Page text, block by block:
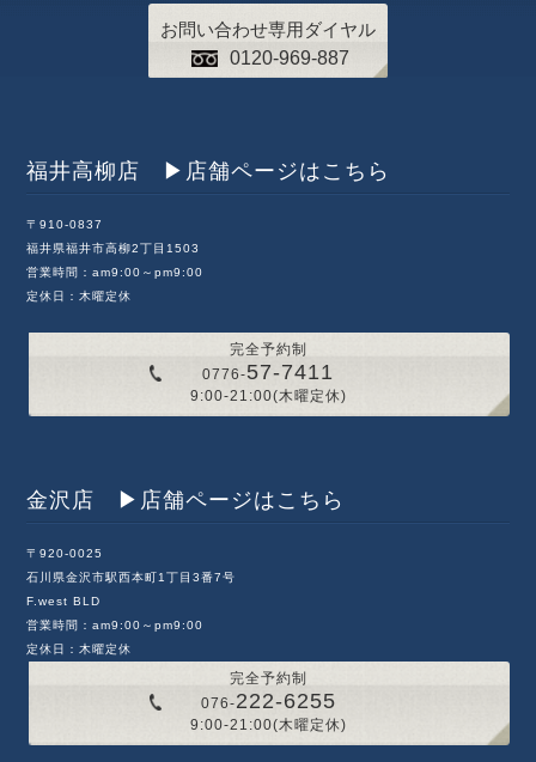
お問い合わせ専用ダイヤル
0120-969-887
福井高柳店 ▶︎店舗ページはこちら
〒910-0837
福井県福井市高柳2丁目1503
営業時間：am9:00～pm9:00
定休日：木曜定休
完全予約制
0776-57-7411
9:00-21:00(木曜定休)
金沢店 ▶︎店舗ページはこちら
〒920-0025
石川県金沢市駅西本町1丁目3番7号
F.west BLD
営業時間：am9:00～pm9:00
定休日：木曜定休
完全予約制
076-222-6255
9:00-21:00(木曜定休)